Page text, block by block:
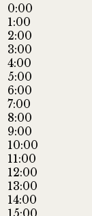
0:00
1:00
2:00
3:00
4:00
5:00
6:00
7:00
8:00
9:00
10:00
11:00
12:00
13:00
14:00
15:00